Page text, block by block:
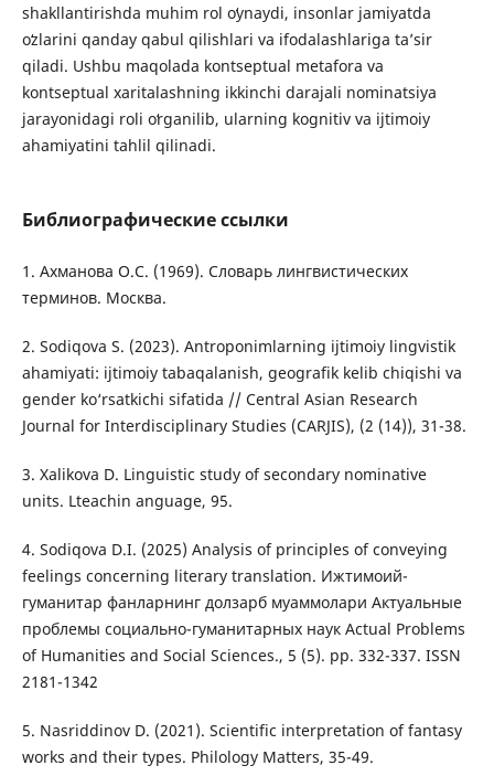
shakllantirishda muhim rol oʻynaydi, insonlar jamiyatda
oʻzlarini qanday qabul qilishlari va ifodalashlariga ta’sir
qiladi. Ushbu maqolada kontseptual metafora va
kontseptual xaritalashning ikkinchi darajali nominatsiya
jarayonidagi roli oʻrganilib, ularning kognitiv va ijtimoiy
ahamiyatini tahlil qilinadi.
Библиографические ссылки
1. Ахманова О.С. (1969). Словарь лингвистических
терминов. Москва.
2. Sodiqova S. (2023). Antroponimlarning ijtimoiy lingvistik
ahamiyati: ijtimoiy tabaqalanish, geografik kelib chiqishi va
gender ko‘rsatkichi sifatida // Central Asian Research
Journal for Interdisciplinary Studies (CARJIS), (2 (14)), 31-38.
3. Xalikova D. Linguistic study of secondary nominative
units. Lteachin anguage, 95.
4. Sodiqova D.I. (2025) Analysis of principles of conveying
feelings concerning literary translation. Ижтимоий-
гуманитар фанларнинг долзарб муаммолари Актуальные
проблемы социально-гуманитарных наук Actual Problems
of Humanities and Social Sciences., 5 (5). pp. 332-337. ISSN
2181-1342
5. Nasriddinov D. (2021). Scientific interpretation of fantasy
works and their types. Philology Matters, 35-49.